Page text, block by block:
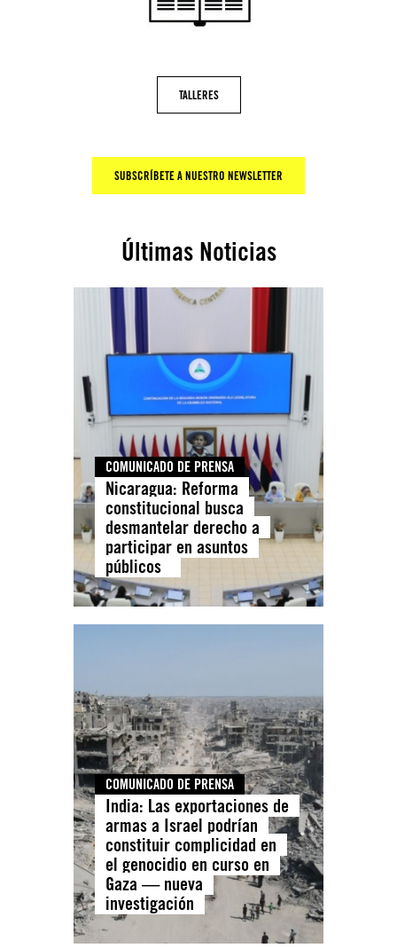
TALLERES
SUBSCRÍBETE A NUESTRO NEWSLETTER
Últimas Noticias
COMUNICADO DE PRENSA
Nicaragua: Reforma
constitucional busca
desmantelar derecho a
participar en asuntos
públicos
COMUNICADO DE PRENSA
India: Las exportaciones de
armas a Israel podrían
constituir complicidad en
el genocidio en curso en
Gaza — nueva
investigación